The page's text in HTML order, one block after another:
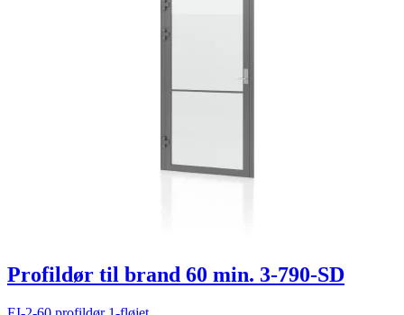
Profildør til brand 60 min. 3-790-SD